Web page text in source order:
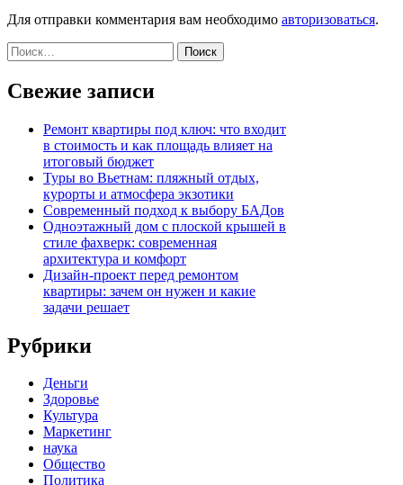
Для отправки комментария вам необходимо авторизоваться.
Найти:
Свежие записи
Ремонт квартиры под ключ: что входит
в стоимость и как площадь влияет на
итоговый бюджет
Туры во Вьетнам: пляжный отдых,
курорты и атмосфера экзотики
Современный подход к выбору БАДов
Одноэтажный дом с плоской крышей в
стиле фахверк: современная
архитектура и комфорт
Дизайн-проект перед ремонтом
квартиры: зачем он нужен и какие
задачи решает
Рубрики
Деньги
Здоровье
Культура
Маркетинг
наука
Общество
Политика